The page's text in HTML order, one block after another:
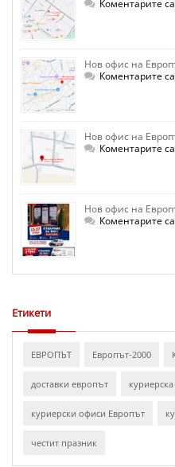
Коментарите
Нов офис на
Коментарите
Нов офис на
Коментарите
Нов офис на
Коментарите
Етикети
ЕВРОПЪТ Европът-2000
доставки европът куриерска
куриерски офиси Европът
честит празник